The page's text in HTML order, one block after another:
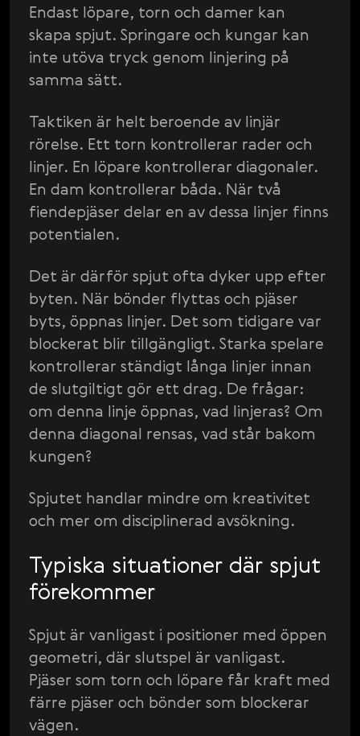
Endast löpare, torn och damer kan
skapa spjut. Springare och kungar kan
inte utöva tryck genom linjering på
samma sätt.
Taktiken är helt beroende av linjär
rörelse. Ett torn kontrollerar rader och
linjer. En löpare kontrollerar diagonaler.
En dam kontrollerar båda. När två
fiendepjäser delar en av dessa linjer finns
potentialen.
Det är därför spjut ofta dyker upp efter
byten. När bönder flyttas och pjäser
byts, öppnas linjer. Det som tidigare var
blockerat blir tillgängligt. Starka spelare
kontrollerar ständigt långa linjer innan
de slutgiltigt gör ett drag. De frågar:
om denna linje öppnas, vad linjeras? Om
denna diagonal rensas, vad står bakom
kungen?
Spjutet handlar mindre om kreativitet
och mer om disciplinerad avsökning.
Typiska situationer där spjut
förekommer
Spjut är vanligast i positioner med öppen
geometri, där slutspel är vanligast.
Pjäser som torn och löpare får kraft med
färre pjäser och bönder som blockerar
vägen.